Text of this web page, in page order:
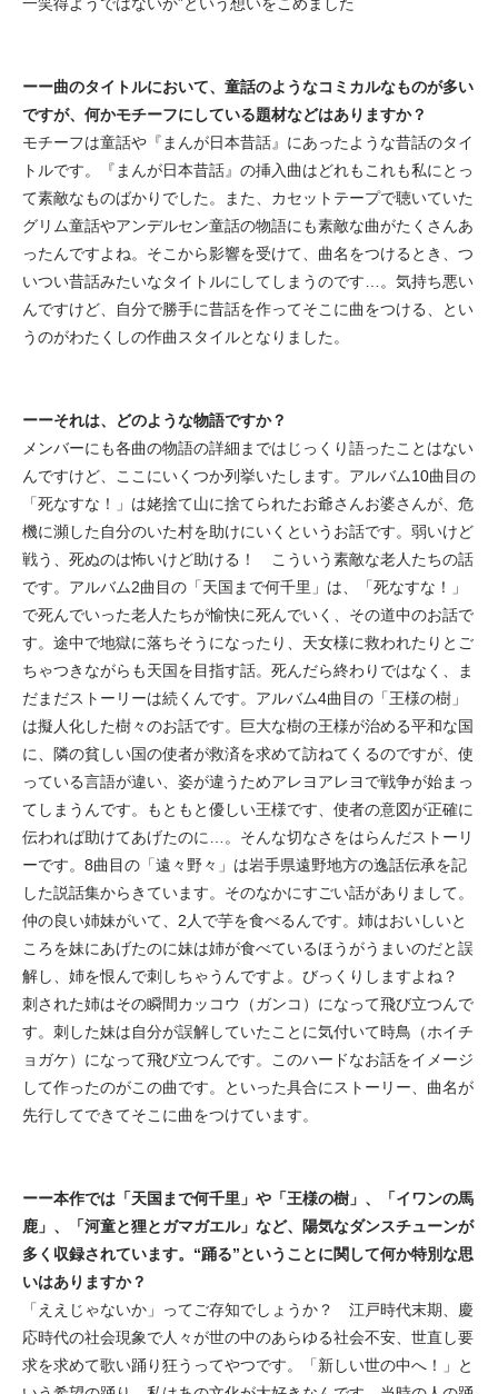
ーー曲のタイトルにおいて、童話のようなコミカルなものが多い
ですが、何かモチーフにしている題材などはありますか？
モチーフは童話や『まんが日本昔話』にあったような昔話のタイ
トルです。『まんが日本昔話』の挿入曲はどれもこれも私にとっ
て素敵なものばかりでした。また、カセットテープで聴いていた
グリム童話やアンデルセン童話の物語にも素敵な曲がたくさんあ
ったんですよね。そこから影響を受けて、曲名をつけるとき、つ
いつい昔話みたいなタイトルにしてしまうのです…。気持ち悪い
んですけど、自分で勝手に昔話を作ってそこに曲をつける、とい
うのがわたくしの作曲スタイルとなりました。
ーーそれは、どのような物語ですか？
メンバーにも各曲の物語の詳細まではじっくり語ったことはない
んですけど、ここにいくつか列挙いたします。アルバム10曲目の
「死なすな！」は姥捨て山に捨てられたお爺さんお婆さんが、危
機に瀕した自分のいた村を助けにいくというお話です。弱いけど
戦う、死ぬのは怖いけど助ける！ こういう素敵な老人たちの話
です。アルバム2曲目の「天国まで何千里」は、「死なすな！」
で死んでいった老人たちが愉快に死んでいく、その道中のお話で
す。途中で地獄に落ちそうになったり、天女様に救われたりとご
ちゃつきながらも天国を目指す話。死んだら終わりではなく、ま
だまだストーリーは続くんです。アルバム4曲目の「王様の樹」
は擬人化した樹々のお話です。巨大な樹の王様が治める平和な国
に、隣の貧しい国の使者が救済を求めて訪ねてくるのですが、使
っている言語が違い、姿が違うためアレヨアレヨで戦争が始まっ
てしまうんです。もともと優しい王様です、使者の意図が正確に
伝われば助けてあげたのに…。そんな切なさをはらんだストーリ
ーです。8曲目の「遠々野々」は岩手県遠野地方の逸話伝承を記
した説話集からきています。そのなかにすごい話がありまして。
仲の良い姉妹がいて、2人で芋を食べるんです。姉はおいしいと
ころを妹にあげたのに妹は姉が食べているほうがうまいのだと誤
解し、姉を恨んで刺しちゃうんですよ。びっくりしますよね？
刺された姉はその瞬間カッコウ（ガンコ）になって飛び立つんで
す。刺した妹は自分が誤解していたことに気付いて時鳥（ホイチ
ョガケ）になって飛び立つんです。このハードなお話をイメージ
して作ったのがこの曲です。といった具合にストーリー、曲名が
先行してできてそこに曲をつけています。
ーー本作では「天国まで何千里」や「王様の樹」、「イワンの馬
鹿」、「河童と狸とガマガエル」など、陽気なダンスチューンが
多く収録されています。“踊る”ということに関して何か特別な思
いはありますか？
「ええじゃないか」ってご存知でしょうか？ 江戸時代末期、慶
応時代の社会現象で人々が世の中のあらゆる社会不安、世直し要
求を求めて歌い踊り狂うってやつです。「新しい世の中へ！」と